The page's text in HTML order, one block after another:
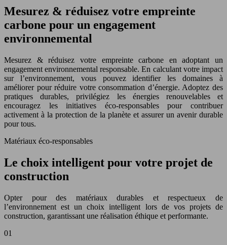
Mesurez & réduisez votre empreinte
carbone pour un engagement
environnemental
Mesurez & réduisez votre empreinte carbone en adoptant un
engagement environnemental responsable. En calculant votre impact
sur l’environnement, vous pouvez identifier les domaines à
améliorer pour réduire votre consommation d’énergie. Adoptez des
pratiques durables, privilégiez les énergies renouvelables et
encouragez les initiatives éco-responsables pour contribuer
activement à la protection de la planète et assurer un avenir durable
pour tous.
Matériaux éco-responsables
Le choix intelligent pour votre projet de
construction
Opter pour des matériaux durables et respectueux de
l’environnement est un choix intelligent lors de vos projets de
construction, garantissant une réalisation éthique et performante.
01